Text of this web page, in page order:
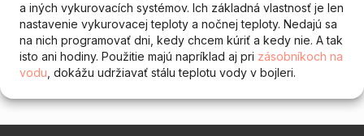
a iných vykurovacích systémov. Ich základná vlastnosť je len
nastavenie vykurovacej teploty a nočnej teploty. Nedajú sa
na nich programovať dni, kedy chcem kúriť a kedy nie. A tak
isto ani hodiny. Použitie majú napríklad aj pri zásobníkoch na
vodu , dokážu udržiavať stálu teplotu vody v bojleri.